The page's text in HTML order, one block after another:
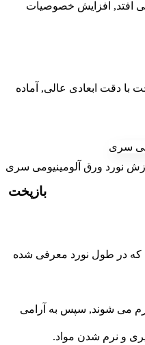
می افتد, افزایش خصوصیات
دقت ابعادی عالی, آماده
بازپخت
که در طول نورد معرفی شده
می شوند, سپس به آرامی
و نرم شدن مواد.